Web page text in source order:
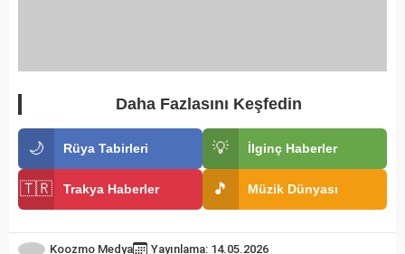
Daha Fazlasını Keşfedin
🌙 Rüya Tabirleri 💡 İlginç Haberler
🇹🇷 Trakya Haberler 🎵 Müzik Dünyası
Koozmo Medya Yayınlama: 14.05.2026